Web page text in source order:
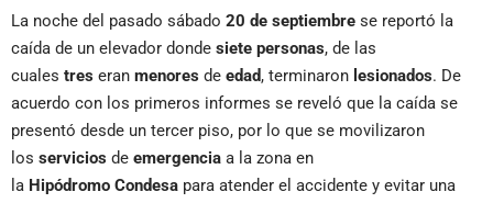
La noche del pasado sábado 20 de septiembre se reportó la
caída de un elevador donde siete personas, de las
cuales tres eran menores de edad, terminaron lesionados. De
acuerdo con los primeros informes se reveló que la caída se
presentó desde un tercer piso, por lo que se movilizaron
los servicios de emergencia a la zona en
la Hipódromo Condesa para atender el accidente y evitar una